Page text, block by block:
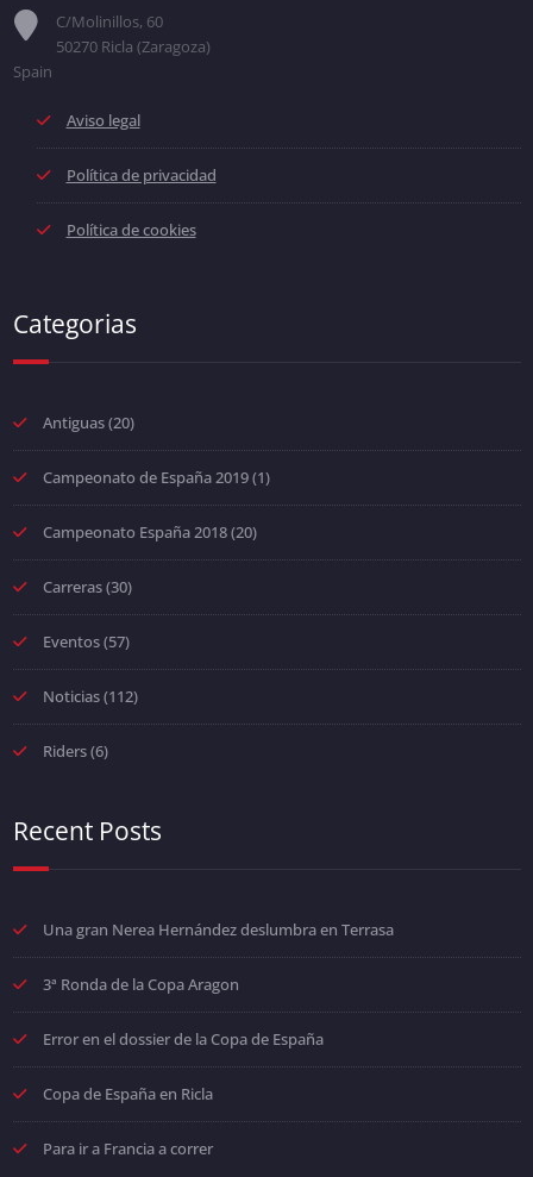
C/Molinillos, 60
50270 Ricla (Zaragoza)
Spain
Aviso legal
Política de privacidad
Política de cookies
Categorias
Antiguas(20)
Campeonato de España 2019(1)
Campeonato España 2018(20)
Carreras(30)
Eventos(57)
Noticias(112)
Riders(6)
Recent Posts
Una gran Nerea Hernández deslumbra en Terrasa
3ª Ronda de la Copa Aragon
Error en el dossier de la Copa de España
Copa de España en Ricla
Para ir a Francia a correr